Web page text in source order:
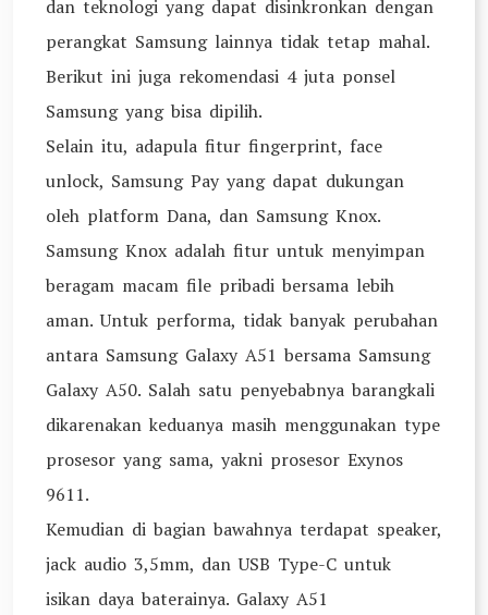
dan teknologi yang dapat disinkronkan dengan
perangkat Samsung lainnya tidak tetap mahal.
Berikut ini juga rekomendasi 4 juta ponsel
Samsung yang bisa dipilih.
Selain itu, adapula fitur fingerprint, face
unlock, Samsung Pay yang dapat dukungan
oleh platform Dana, dan Samsung Knox.
Samsung Knox adalah fitur untuk menyimpan
beragam macam file pribadi bersama lebih
aman. Untuk performa, tidak banyak perubahan
antara Samsung Galaxy A51 bersama Samsung
Galaxy A50. Salah satu penyebabnya barangkali
dikarenakan keduanya masih menggunakan type
prosesor yang sama, yakni prosesor Exynos
9611.
Kemudian di bagian bawahnya terdapat speaker,
jack audio 3,5mm, dan USB Type-C untuk
isikan daya baterainya. Galaxy A51